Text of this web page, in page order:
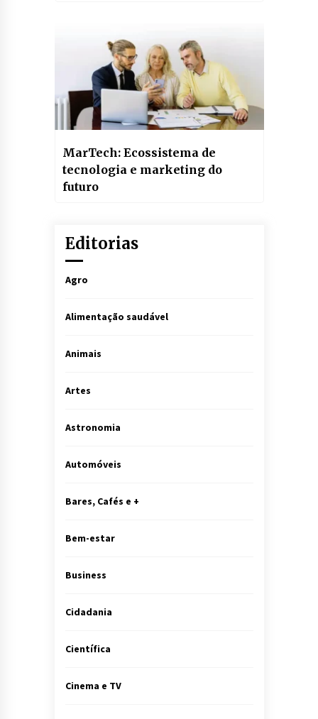
MarTech: Ecossistema de
tecnologia e marketing do
futuro
Editorias
Agro
Alimentação saudável
Animais
Artes
Astronomia
Automóveis
Bares, Cafés e +
Bem-estar
Business
Cidadania
Científica
Cinema e TV